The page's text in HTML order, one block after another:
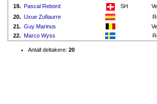
19. Pascal Rebord SH
20. Uxue Zufiaurre
21. Guy Marinus
22. Marco Wyss
Antall deltakere: 20